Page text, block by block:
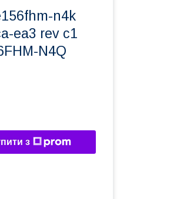
n4k
ea3 rev c1
N4Q
з